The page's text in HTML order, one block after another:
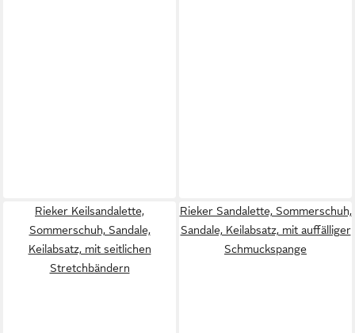
Rieker Keilsandalette,
Sommerschuh, Sandale,
Keilabsatz, mit seitlichen
Stretchbändern
Rieker Sandalette, Sommerschuh,
Sandale, Keilabsatz, mit auffälliger
Schmuckspange